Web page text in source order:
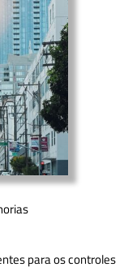
para os controles